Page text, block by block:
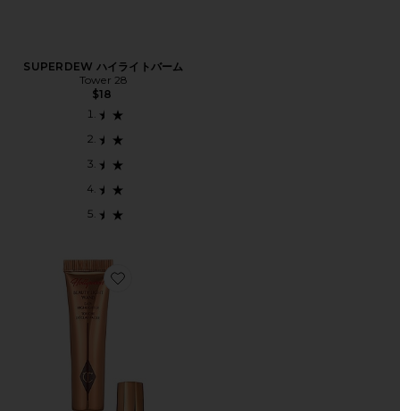
SUPERDEW ハイライトバーム
Tower 28
$18
Favorite HOLLYWOOD BEAUTY ハイライター